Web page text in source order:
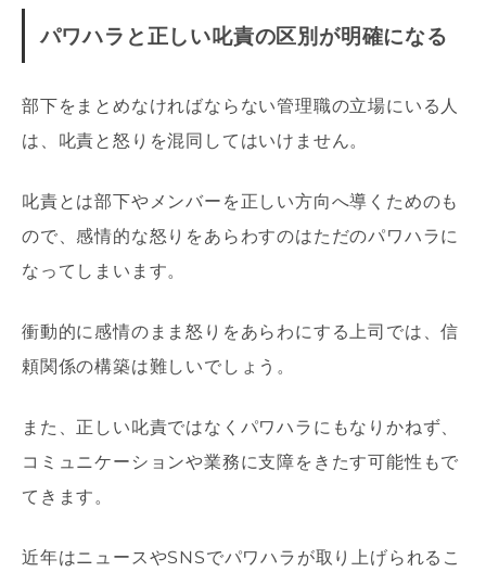
パワハラと正しい叱責の区別が明確になる
部下をまとめなければならない管理職の立場にいる人
は、叱責と怒りを混同してはいけません。
叱責とは部下やメンバーを正しい方向へ導くためのも
ので、感情的な怒りをあらわすのはただのパワハラに
なってしまいます。
衝動的に感情のまま怒りをあらわにする上司では、信
頼関係の構築は難しいでしょう。
また、正しい叱責ではなくパワハラにもなりかねず、
コミュニケーションや業務に支障をきたす可能性もで
てきます。
近年はニュースやSNSでパワハラが取り上げられるこ